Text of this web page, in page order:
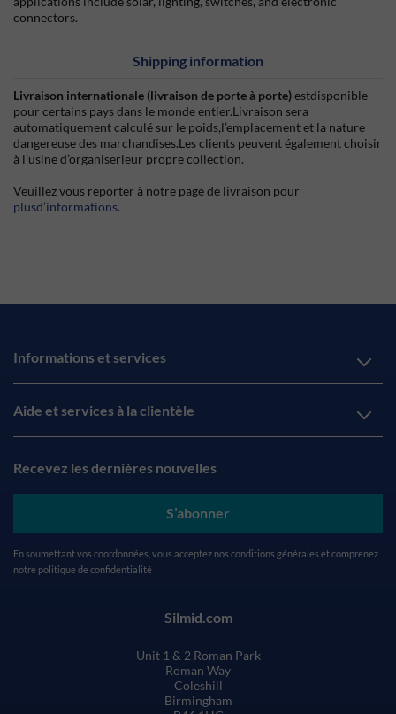
connectors.
Shipping information
Livraison internationale (livraison de porte à porte)estdisponible
pour certains pays dans le monde entier.Livraison sera
automatiquement calculé sur le poids,l’emplacement et la nature
dangereuse des marchandises.Les clients peuvent également choisir
à l’usine d’organiserleur propre collection.
Veuillez vous reporter à notre page de livraison pour
plusd’informations.
Informations et services
Aide et services à la clientèle
Recevez les dernières nouvelles
S’abonner
En soumettant vos coordonnées, vous acceptez nos conditions générales et comprenez
notre politique de confidentialité
Silmid.com
Unit 1 & 2 Roman Park
Roman Way
Coleshill
Birmingham